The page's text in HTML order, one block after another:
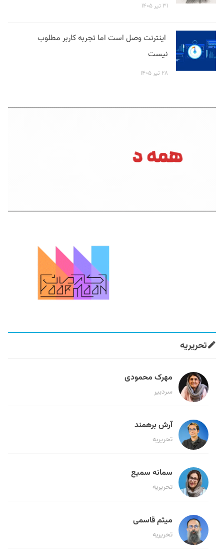
۳۱ تیر ۱۴۰۵
اینترنت وصل است اما تجربه کاربر مطلوب
نیست
۲۸ تیر ۱۴۰۵
تحریریه
مهرک محمودی
سردبیر
آرش برهمند
تحریریه
سمانه سمیع
تحریریه
میثم قاسمی
تحریریه